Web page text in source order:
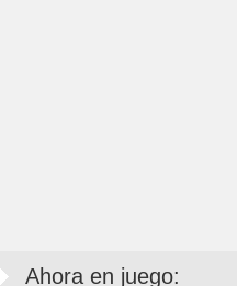
Ahora en juego: